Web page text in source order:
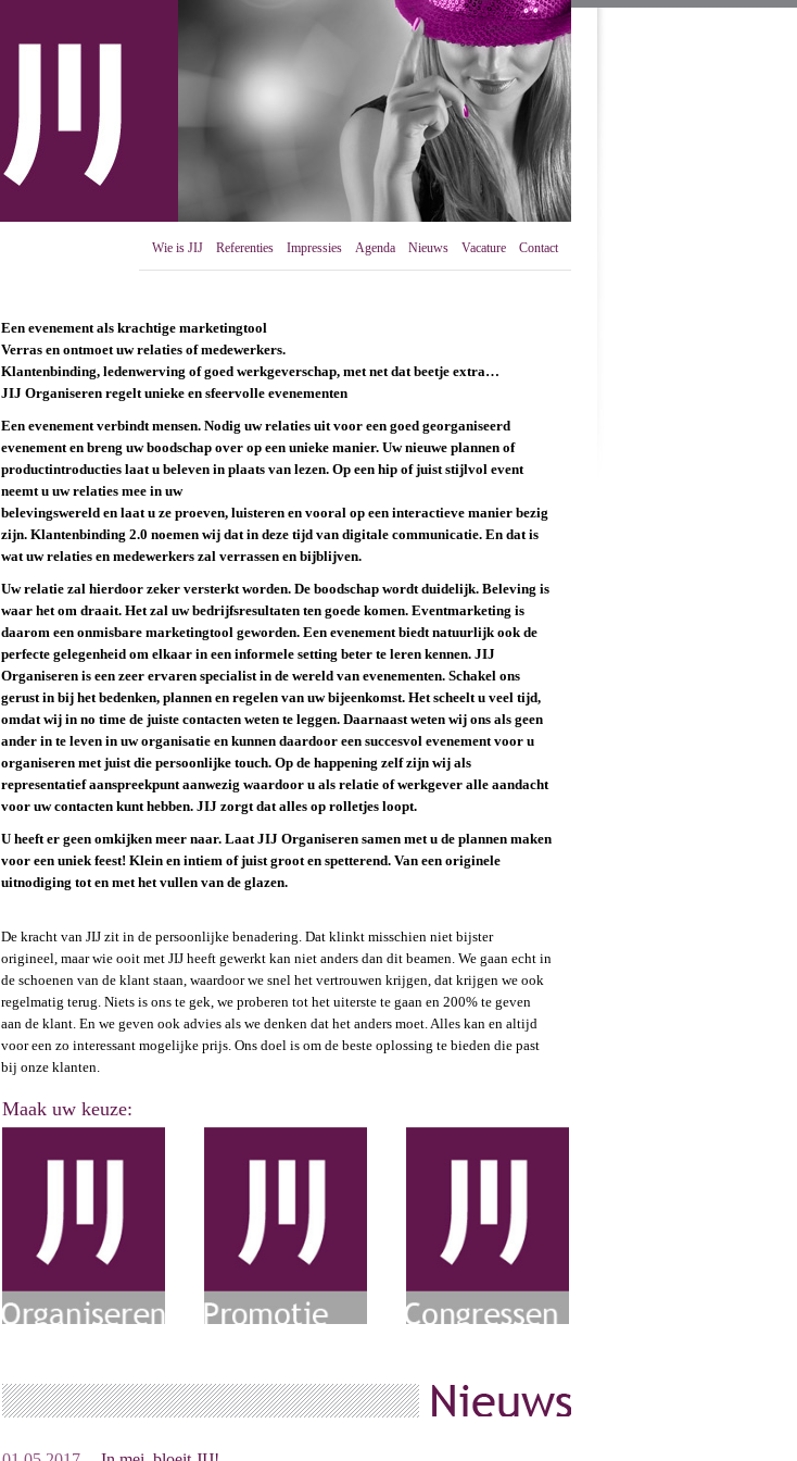
Wie is JIJ Referenties Impressies Agenda Nieuws Vacature Contact
Een evenement als krachtige marketingtool
Verras en ontmoet uw relaties of medewerkers.
Klantenbinding, ledenwerving of goed werkgeverschap, met net dat beetje extra…
JIJ Organiseren regelt unieke en sfeervolle evenementen
Een evenement verbindt mensen. Nodig uw relaties uit voor een goed georganiseerd
evenement en breng uw boodschap over op een unieke manier. Uw nieuwe plannen of
productintroducties laat u beleven in plaats van lezen. Op een hip of juist stijlvol event
neemt u uw relaties mee in uw
belevingswereld en laat u ze proeven, luisteren en vooral op een interactieve manier bezig
zijn. Klantenbinding 2.0 noemen wij dat in deze tijd van digitale communicatie. En dat is
wat uw relaties en medewerkers zal verrassen en bijblijven.
Uw relatie zal hierdoor zeker versterkt worden. De boodschap wordt duidelijk. Beleving is
waar het om draait. Het zal uw bedrijfsresultaten ten goede komen. Eventmarketing is
daarom een onmisbare marketingtool geworden. Een evenement biedt natuurlijk ook de
perfecte gelegenheid om elkaar in een informele setting beter te leren kennen. JIJ
Organiseren is een zeer ervaren specialist in de wereld van evenementen. Schakel ons
gerust in bij het bedenken, plannen en regelen van uw bijeenkomst. Het scheelt u veel tijd,
omdat wij in no time de juiste contacten weten te leggen. Daarnaast weten wij ons als geen
ander in te leven in uw organisatie en kunnen daardoor een succesvol evenement voor u
organiseren met juist die persoonlijke touch. Op de happening zelf zijn wij als
representatief aanspreekpunt aanwezig waardoor u als relatie of werkgever alle aandacht
voor uw contacten kunt hebben. JIJ zorgt dat alles op rolletjes loopt.
U heeft er geen omkijken meer naar. Laat JIJ Organiseren samen met u de plannen maken
voor een uniek feest! Klein en intiem of juist groot en spetterend. Van een originele
uitnodiging tot en met het vullen van de glazen.
De kracht van JIJ zit in de persoonlijke benadering. Dat klinkt misschien niet bijster
origineel, maar wie ooit met JIJ heeft gewerkt kan niet anders dan dit beamen. We gaan echt in
de schoenen van de klant staan, waardoor we snel het vertrouwen krijgen, dat krijgen we ook
regelmatig terug. Niets is ons te gek, we proberen tot het uiterste te gaan en 200% te geven
aan de klant. En we geven ook advies als we denken dat het anders moet. Alles kan en altijd
voor een zo interessant mogelijke prijs. Ons doel is om de beste oplossing te bieden die past
bij onze klanten.
Maak uw keuze: